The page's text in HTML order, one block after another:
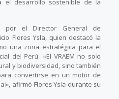
el desarrollo sostenible de la
por el Director General de
Flores Ysla, quien destacó la
una zona estratégica para el
del Perú. «El VRAEM no solo
y biodiversidad, sino también
convertirse en un motor de
afirmó Flores Ysla durante su